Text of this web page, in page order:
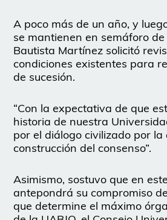
A poco más de un año, y
se mantienen en semáforo
Bautista Martínez solicitó
condiciones existentes para
de sucesión.
“Con la expectativa de que
historia de nuestra
por el diálogo civilizado por
construcción del consenso”.
Asimismo, sostuvo que en
antepondrá su compromiso
que determine el máximo